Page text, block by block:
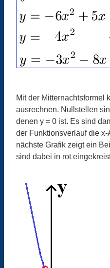
Mit der Mitternachtsformel
ausrechnen. Nullstellen
denen y = 0 ist. Es sind
der Funktionsverlauf die
nächste Grafik zeigt ein
sind dabei in rot